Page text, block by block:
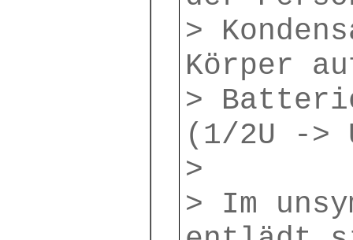
>
Körper
>
(1/2U ->
>
> Im